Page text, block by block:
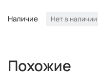
Наличие Нет в наличии
Похожие